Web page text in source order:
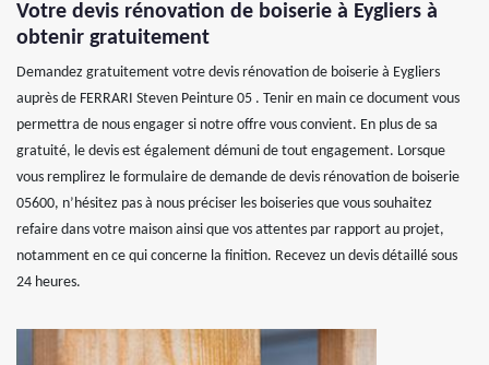
Votre devis rénovation de boiserie à Eygliers à
obtenir gratuitement
Demandez gratuitement votre devis rénovation de boiserie à Eygliers
auprès de FERRARI Steven Peinture 05 . Tenir en main ce document vous
permettra de nous engager si notre offre vous convient. En plus de sa
gratuité, le devis est également démuni de tout engagement. Lorsque
vous remplirez le formulaire de demande de devis rénovation de boiserie
05600, n’hésitez pas à nous préciser les boiseries que vous souhaitez
refaire dans votre maison ainsi que vos attentes par rapport au projet,
notamment en ce qui concerne la finition. Recevez un devis détaillé sous
24 heures.